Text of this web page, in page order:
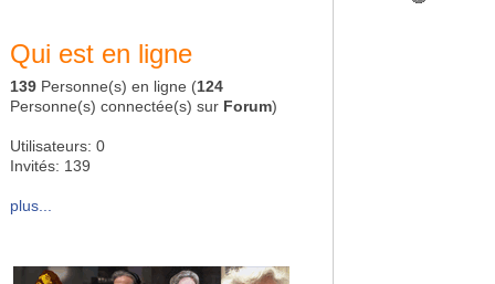
Qui est en ligne
139 Personne(s) en ligne (124
Personne(s) connectée(s) sur Forum)
Utilisateurs: 0
Invités: 139
plus...